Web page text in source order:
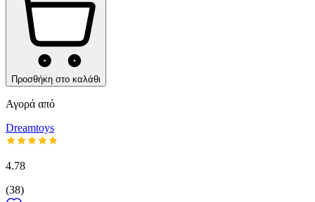
Προσθήκη στο καλάθι
Αγορά από
Dreamtoys
4.78
(38)